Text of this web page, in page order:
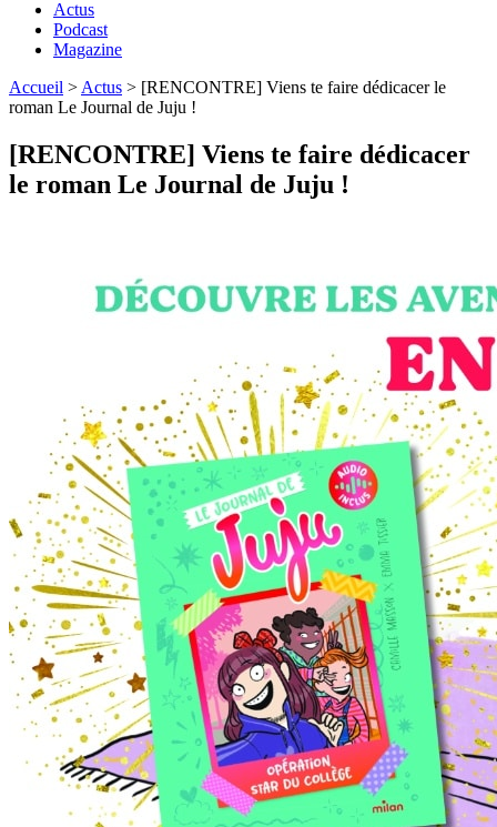
Actus
Podcast
Magazine
Accueil > Actus > [RENCONTRE] Viens te faire dédicacer le
roman Le Journal de Juju !
[RENCONTRE] Viens te faire dédicacer
le roman Le Journal de Juju !